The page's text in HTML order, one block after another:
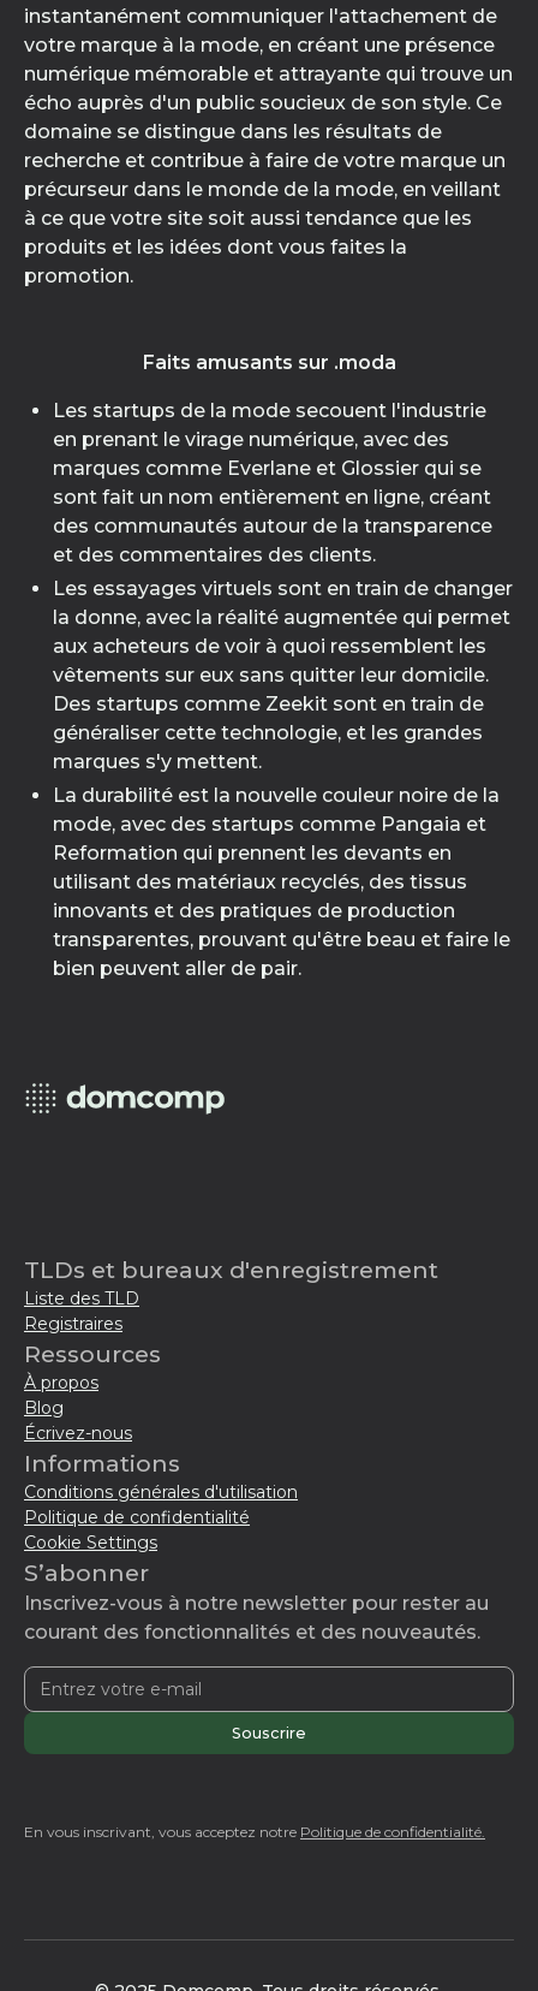
instantanément communiquer l'attachement de
votre marque à la mode, en créant une présence
numérique mémorable et attrayante qui trouve un
écho auprès d'un public soucieux de son style. Ce
domaine se distingue dans les résultats de
recherche et contribue à faire de votre marque un
précurseur dans le monde de la mode, en veillant
à ce que votre site soit aussi tendance que les
produits et les idées dont vous faites la
promotion.
Faits amusants sur .moda
Les startups de la mode secouent l'industrie
en prenant le virage numérique, avec des
marques comme Everlane et Glossier qui se
sont fait un nom entièrement en ligne, créant
des communautés autour de la transparence
et des commentaires des clients.
Les essayages virtuels sont en train de changer
la donne, avec la réalité augmentée qui permet
aux acheteurs de voir à quoi ressemblent les
vêtements sur eux sans quitter leur domicile.
Des startups comme Zeekit sont en train de
généraliser cette technologie, et les grandes
marques s'y mettent.
La durabilité est la nouvelle couleur noire de la
mode, avec des startups comme Pangaia et
Reformation qui prennent les devants en
utilisant des matériaux recyclés, des tissus
innovants et des pratiques de production
transparentes, prouvant qu'être beau et faire le
bien peuvent aller de pair.
TLDs et bureaux d'enregistrement
Liste des TLD
Registraires
Ressources
À propos
Blog
Écrivez-nous
Informations
Conditions générales d'utilisation
Politique de confidentialité
Cookie Settings
S’abonner
Inscrivez-vous à notre newsletter pour rester au
courant des fonctionnalités et des nouveautés.
En vous inscrivant, vous acceptez notre Politique de confidentialité.